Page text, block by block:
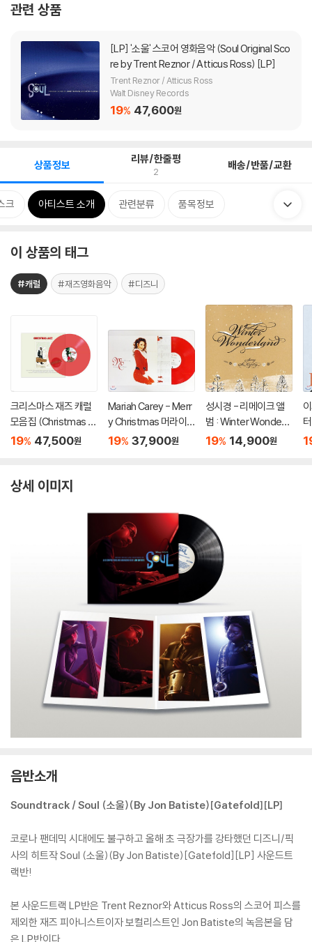
관련 상품
[LP]
re by Trent Reznor / Atticus Ross) [LP]
Trent Reznor / Atticus Ross
Walt Disney Records
19% 47,600원
상품정보 리뷰/한줄평
2 배송/반품/교환
크 아티스트 소개 관련분류 품목정보
이 상품의 태그
#캐럴 #재즈영화음악 #디즈니
크리스마스 재즈 캐럴
모음집 (Christmas Ja
zz) [투명 레드 컬러 L
19% 47,500원
Mariah Carey - Merr
y Christmas 머라이
어 캐리 크리스마스 앨
19% 37,900원
성시경 - 리메이크 앨
범 : Winter Wonderla
nd
19% 14,900원
상세 이미지
음반소개
Soundtrack / Soul (소울)(By Jon Batiste)[Gatefold][LP]
코로나 팬데믹 시대에도 불구하고 올해 초 극장가를 강타했던 디즈니/픽
사의 히트작 Soul (소울)(By Jon Batiste)[Gatefold][LP] 사운드트
랙반!
본 사운드트랙 LP반은 Trent Reznor와 Atticus Ross의 스코어 피스를
제외한 재즈 피아니스트이자 보컬리스트인 Jon Batiste의 녹음본을 담
은 LP반이다.